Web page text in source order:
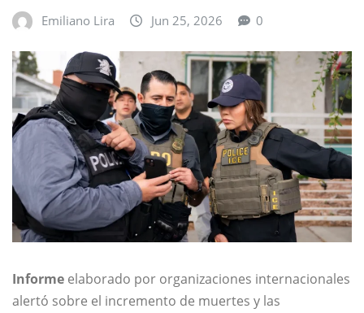
Emiliano Lira Jun 25, 2026 0
Informe elaborado por organizaciones internacionales
alertó sobre el incremento de muertes y las